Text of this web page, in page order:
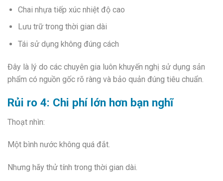
Chai nhựa tiếp xúc nhiệt độ cao
Lưu trữ trong thời gian dài
Tái sử dụng không đúng cách
Đây là lý do các chuyên gia luôn khuyến nghị sử dụng sản
phẩm có nguồn gốc rõ ràng và bảo quản đúng tiêu chuẩn.
Rủi ro 4: Chi phí lớn hơn bạn nghĩ
Thoạt nhìn:
Một bình nước không quá đắt.
Nhưng hãy thử tính trong thời gian dài.